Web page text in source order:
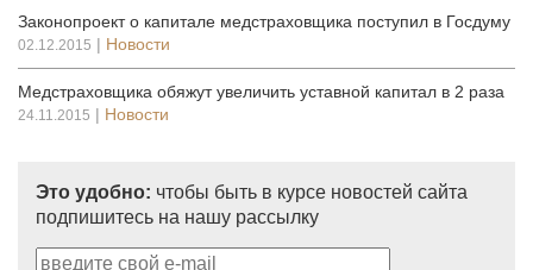
Законопроект о капитале медстраховщика поступил в Госдуму
02.12.2015 | Новости
Медстраховщика обяжут увеличить уставной капитал в 2 раза
24.11.2015 | Новости
Это удобно: чтобы быть в курсе новостей сайта
подпишитесь на нашу рассылку